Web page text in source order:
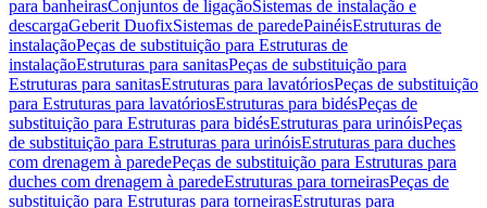
para banheirasConjuntos de ligaçãoSistemas de instalação e
descargaGeberit DuofixSistemas de paredePainéisEstruturas de
instalaçãoPeças de substituição para Estruturas de
instalaçãoEstruturas para sanitasPeças de substituição para
Estruturas para sanitasEstruturas para lavatóriosPeças de substituição
para Estruturas para lavatóriosEstruturas para bidésPeças de
substituição para Estruturas para bidésEstruturas para urinóisPeças
de substituição para Estruturas para urinóisEstruturas para duches
com drenagem à paredePeças de substituição para Estruturas para
duches com drenagem à paredeEstruturas para torneirasPeças de
substituição para Estruturas para torneirasEstruturas para